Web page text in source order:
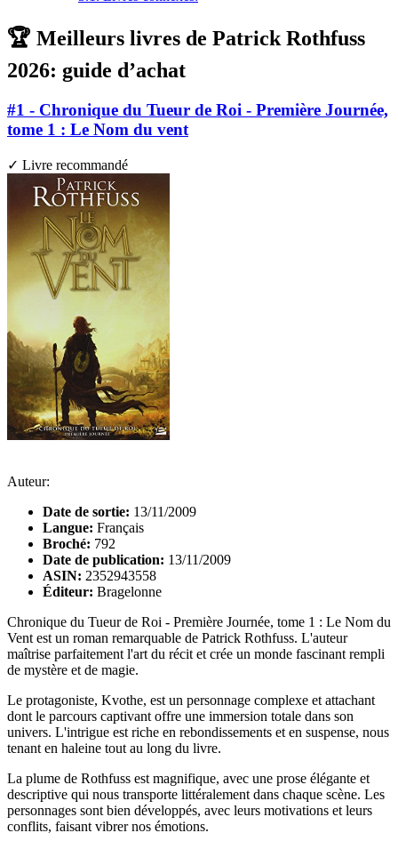
🏆 Meilleurs livres de Patrick Rothfuss
2026: guide d’achat
#1 - Chronique du Tueur de Roi - Première Journée,
tome 1 : Le Nom du vent
✓ Livre recommandé
Auteur:
Date de sortie: 13/11/2009
Langue: Français
Broché: 792
Date de publication: 13/11/2009
ASIN: 2352943558
Éditeur: Bragelonne
Chronique du Tueur de Roi - Première Journée, tome 1 : Le Nom du
Vent est un roman remarquable de Patrick Rothfuss. L'auteur
maîtrise parfaitement l'art du récit et crée un monde fascinant rempli
de mystère et de magie.
Le protagoniste, Kvothe, est un personnage complexe et attachant
dont le parcours captivant offre une immersion totale dans son
univers. L'intrigue est riche en rebondissements et en suspense, nous
tenant en haleine tout au long du livre.
La plume de Rothfuss est magnifique, avec une prose élégante et
descriptive qui nous transporte littéralement dans chaque scène. Les
personnages sont bien développés, avec leurs motivations et leurs
conflits, faisant vibrer nos émotions.